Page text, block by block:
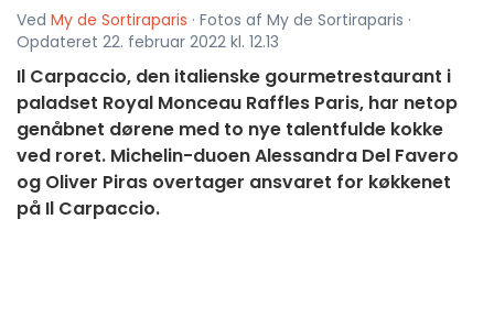
Ved My de Sortiraparis · Fotos af My de Sortiraparis ·
Opdateret 22. februar 2022 kl. 12.13
Il Carpaccio, den italienske gourmetrestaurant i
paladset Royal Monceau Raffles Paris, har netop
genåbnet dørene med to nye talentfulde kokke
ved roret. Michelin-duoen Alessandra Del Favero
og Oliver Piras overtager ansvaret for køkkenet
på Il Carpaccio.